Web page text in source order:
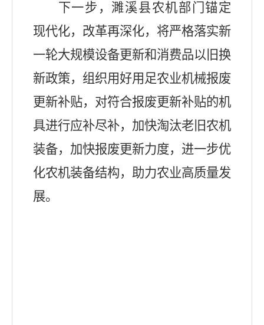
下一步， 濉溪县农机部门锚定
现代化，改革再深化，将严格落实新
一轮大规模设备更新和消费品以旧换
新政策，组织用好用足农业机械报废
更新补贴，对符合报废更新补贴的机
具进行应补尽补，加快淘汰老旧农机
装备，加快报废更新力度，进一步优
化农机装备结构，助力农业高质量发
展。